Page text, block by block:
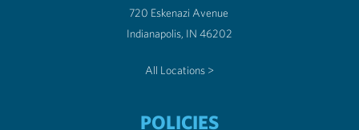
720 Eskenazi Avenue
Indianapolis, IN 46202
All Locations >
POLICIES